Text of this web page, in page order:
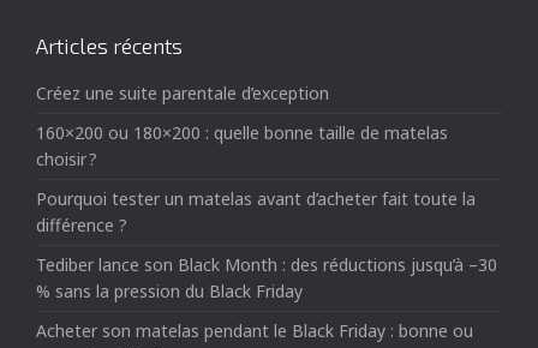
Articles récents
Créez une suite parentale d’exception
160×200 ou 180×200 : quelle bonne taille de matelas
choisir ?
Pourquoi tester un matelas avant d’acheter fait toute la
différence ?
Tediber lance son Black Month : des réductions jusqu’à –30
% sans la pression du Black Friday
Acheter son matelas pendant le Black Friday : bonne ou